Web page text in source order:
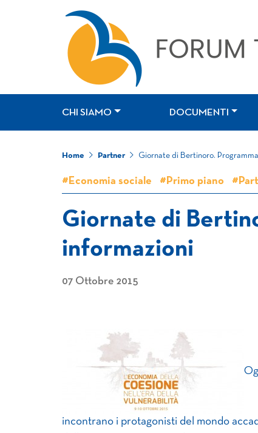
CHI SIAMO DOCUMENTI
Home Partner Giornate di Bertinoro.
#Economia sociale #Primo piano
Giornate di
informazioni
07 Ottobre 2015
incontrano i protagonisti del mondo